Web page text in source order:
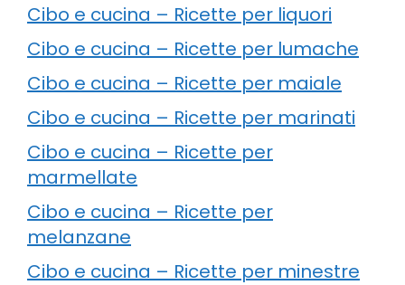
Cibo e cucina – Ricette per liquori
Cibo e cucina – Ricette per lumache
Cibo e cucina – Ricette per maiale
Cibo e cucina – Ricette per marinati
Cibo e cucina – Ricette per
marmellate
Cibo e cucina – Ricette per
melanzane
Cibo e cucina – Ricette per minestre